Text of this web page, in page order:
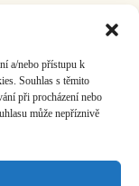
a/nebo přístupu k
Souhlas s těmito
při procházení nebo
může nepříznivě
517